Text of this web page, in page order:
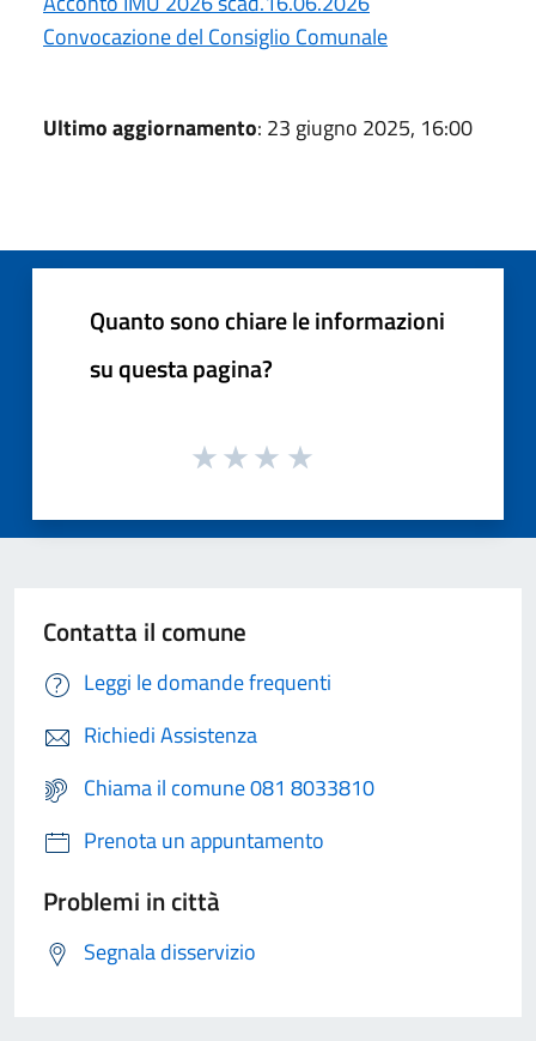
Convocazione del Consiglio Comunale
Ultimo aggiornamento: 23 giugno 2025, 16:00
Quanto sono chiare le informazioni
su questa pagina?
Contatta il comune
Leggi le domande frequenti
Richiedi Assistenza
Chiama il comune 081 8033810
Prenota un appuntamento
Problemi in città
Segnala disservizio